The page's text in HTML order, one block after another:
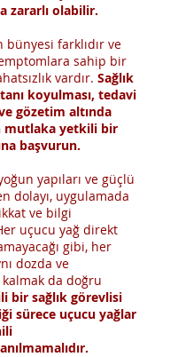
zararlı olabilir.
farklıdır ve
sahip bir
vardır. Sağlık
koyulması, tedavi
gözetim altında
mutlaka yetkili bir
başvurun.
yapıları ve güçlü
dolayı, uygulamada
ve bilgi
uçucu yağ direkt
gibi, her
dozda ve
kalmak da doğru
bir sağlık görevlisi
sürece uçucu yağlar